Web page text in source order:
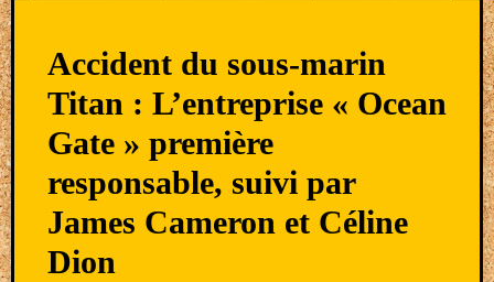
Accident du sous-marin
Titan : L’entreprise « Ocean
Gate » première
responsable, suivi par
James Cameron et Céline
Dion